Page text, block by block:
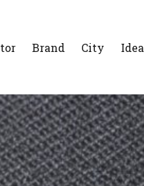
Brand City Idea